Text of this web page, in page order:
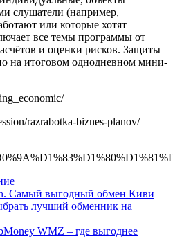
слушатели (например,
или которые хотят
все темы программы от
и оценки рисков. Защиты
на итоговом однодневном мини-
razrabotka-biznes-planov/
Самый выгодный обмен Киви
лучший обменник на
WMZ – где выгоднее